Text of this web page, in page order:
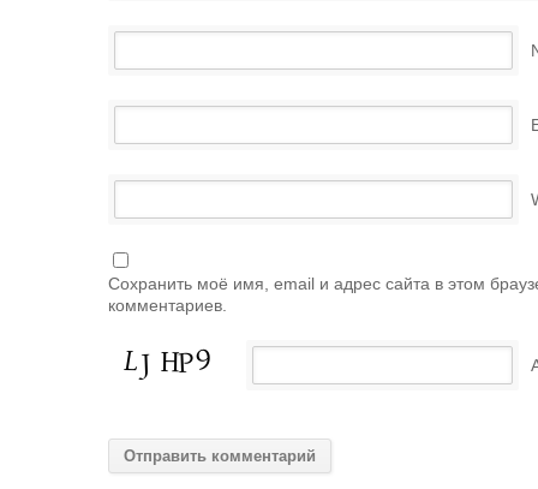
Сохранить моё имя, email и адрес сайта в этом
комментариев.